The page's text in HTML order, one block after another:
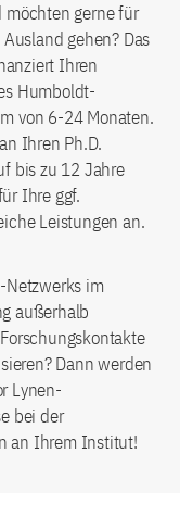
möchten gerne für
gehen? Das
Ihren
Humboldt-
von 6-24 Monaten.
Ihren Ph.D.
bis zu 12 Jahre
Ihre ggf.
Leistungen an.
Netzwerks im
außerhalb
Dann werden
Lynen-
bei der
an Ihrem Institut!